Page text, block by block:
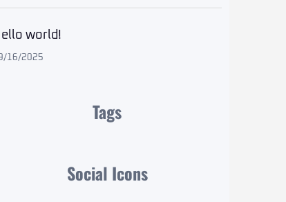
world!
16/2025
Tags
Social Icons